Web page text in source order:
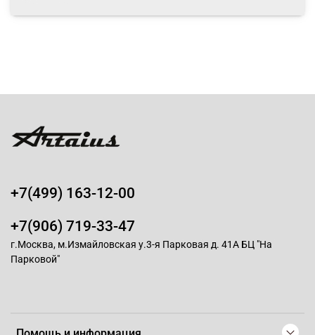
+7(499) 163-12-00
+7(906) 719-33-47
г.Москва, м.Измайловская у.3-я Парковая д. 41А БЦ "На
Парковой"